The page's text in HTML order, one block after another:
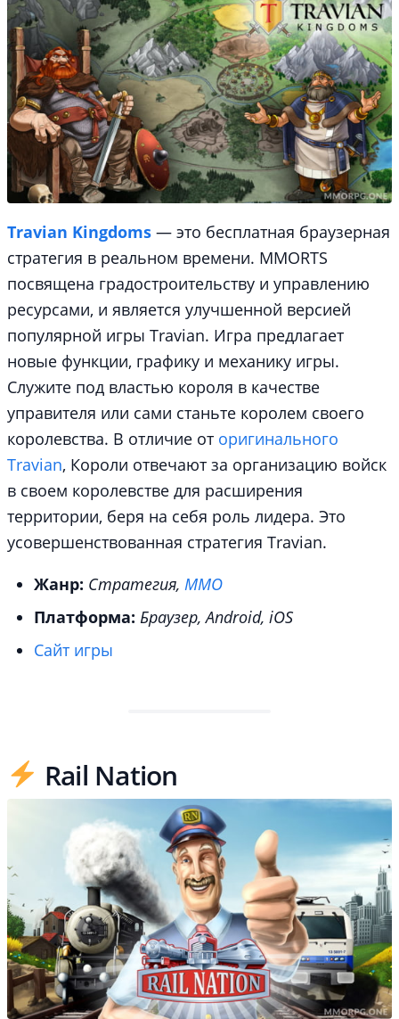
Travian Kingdoms — это бесплатная браузерная
стратегия в реальном времени. MMORTS
посвящена градостроительству и управлению
ресурсами, и является улучшенной версией
популярной игры Travian. Игра предлагает
новые функции, графику и механику игры.
Служите под властью короля в качестве
управителя или сами станьте королем своего
королевства. В отличие от оригинального
Travian, Короли отвечают за организацию войск
в своем королевстве для расширения
территории, беря на себя роль лидера. Это
усовершенствованная стратегия Travian.
Жанр: Стратегия, MMO
Платформа: Браузер, Android, iOS
Сайт игры
Rail Nation